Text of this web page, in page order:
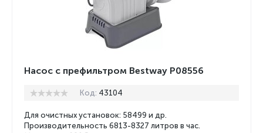
Насос с префильтром Bestway P08556
Код: 43104
Для очистных установок: 58499 и др.
Производительность 6813-8327 литров в час.